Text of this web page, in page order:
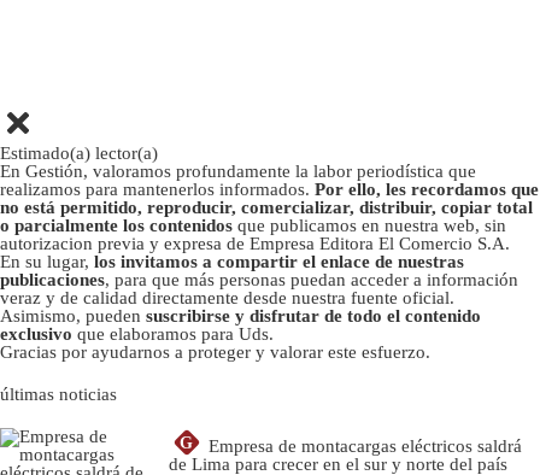
Estimado(a) lector(a)
En Gestión, valoramos profundamente la labor periodística que
realizamos para mantenerlos informados. Por ello, les recordamos que
no está permitido, reproducir, comercializar, distribuir, copiar total
o parcialmente los contenidos que publicamos en nuestra web, sin
autorizacion previa y expresa de Empresa Editora El Comercio S.A.
En su lugar, los invitamos a compartir el enlace de nuestras
publicaciones, para que más personas puedan acceder a información
veraz y de calidad directamente desde nuestra fuente oficial.
Asimismo, pueden suscribirse y disfrutar de todo el contenido
exclusivo que elaboramos para Uds.
Gracias por ayudarnos a proteger y valorar este esfuerzo.
últimas noticias
G
Empresa de montacargas eléctricos saldrá
de Lima para crecer en el sur y norte del país